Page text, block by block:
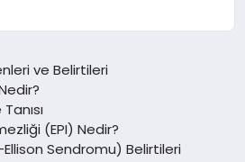
ve Belirtileri
(EPI) Nedir?
Sendromu) Belirtileri